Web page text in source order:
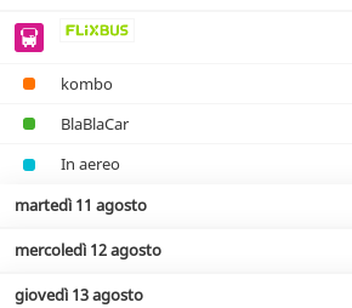
kombo
BlaBlaCar
In aereo
martedì 11 agosto
mercoledì 12 agosto
giovedì 13 agosto